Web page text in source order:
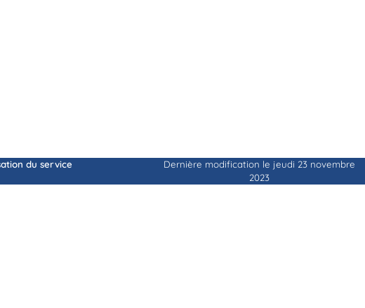
du service
Dernière modification le jeudi 23 novembre
2023